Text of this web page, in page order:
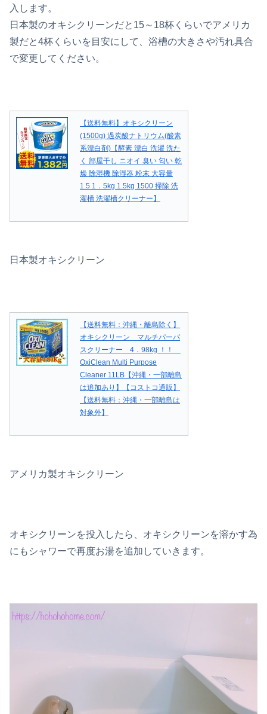
入します。
日本製のオキシクリーンだと15～18杯くらいでアメリカ
製だと4杯くらいを目安にして、浴槽の大きさや汚れ具合
で変更してください。
【送料無料】オキシクリーン
(1500g) 過炭酸ナトリウム(酸素
系漂白剤)【酵素 漂白 洗濯 洗た
く 部屋干し ニオイ 臭い 匂い 乾
燥 除湿機 除湿器 粉末 大容量
1.5 1．5kg 1.5kg 1500 掃除 洗
濯槽 洗濯槽クリーナー】
日本製オキシクリーン
【送料無料：沖縄・離島除く】
オキシクリーン マルチパーパ
スクリーナー 4．98kg ！！
OxiClean Multi Purpose
Cleaner 11LB【沖縄・一部離島
は追加あり】【コストコ通販】
【送料無料：沖縄・一部離島は
対象外】
アメリカ製オキシクリーン
オキシクリーンを投入したら、オキシクリーンを溶かす為
にもシャワーで再度お湯を追加していきます。